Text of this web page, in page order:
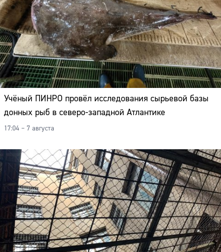
Учёный ПИНРО провёл исследования сырьевой базы
донных рыб в северо-западной Атлантике
17:04 – 7 августа